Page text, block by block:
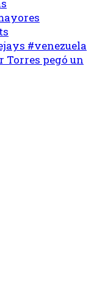
Torres pegó un